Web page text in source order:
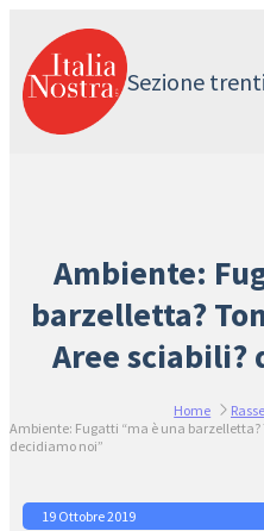
contenuto
Sezione
Ambiente:
barzelletta?
Aree sciabili?
Home
Ambiente: Fugatti “ma è una barzelletta?
decidiamo noi”
19 Ottobre 2019